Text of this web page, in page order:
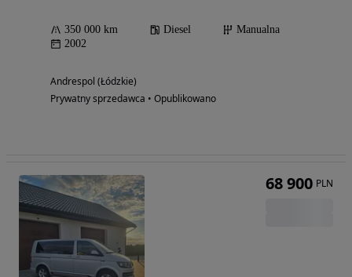
350 000 km Diesel
Manualna
2002
Andrespol (Łódzkie)
Prywatny sprzedawca • Opublikowano
68 900 PLN